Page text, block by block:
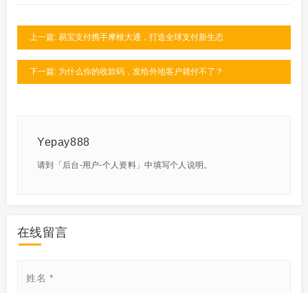
上一篇: 易宝支付携手摩根大通，打造全球支付新生态
下一篇: 为什么你的收款码，发给外地客户就付不了？
Yepay888
请到「后台-用户-个人资料」中填写个人说明。
在线留言